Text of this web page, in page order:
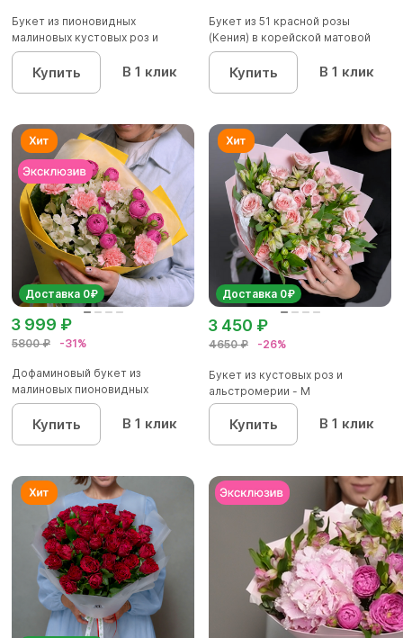
Букет из пионовидных
малиновых кустовых роз и
альстроме...
Купить В 1 клик
Букет из 51 красной розы
(Кения) в корейской матовой
уп...
Купить В 1 клик
Доставка 0₽
5800 ₽ -31%
3 999 ₽
Дофаминовый букет из
малиновых пионовидных
кустовых роз...
Купить В 1 клик
Доставка 0₽
4650 ₽ -26%
3 450 ₽
Букет из кустовых роз и
альстромерии - М
Купить В 1 клик